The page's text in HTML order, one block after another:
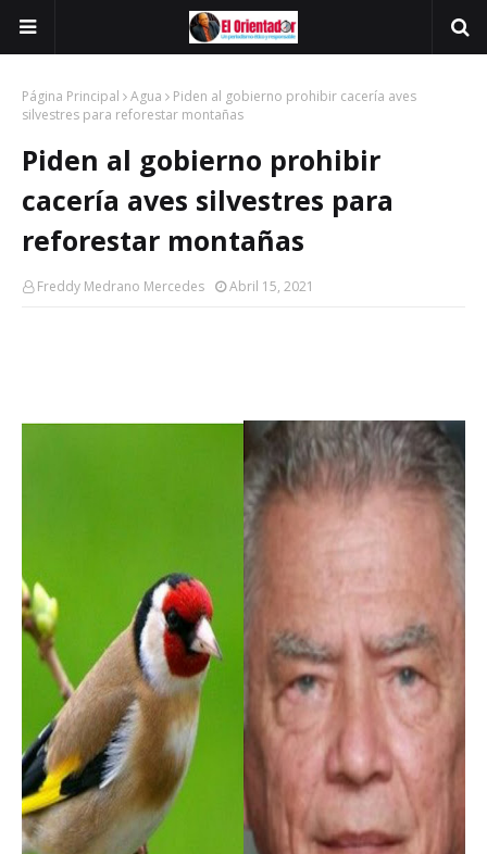
Página Principal Agua
Piden al gobierno prohibir cacería aves
silvestres para reforestar montañas
Piden al gobierno prohibir
cacería aves silvestres para
reforestar montañas
Freddy Medrano Mercedes Abril 15, 2021